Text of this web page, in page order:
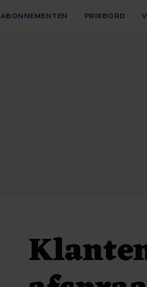
ABONNEMENTEN PRIKBORD